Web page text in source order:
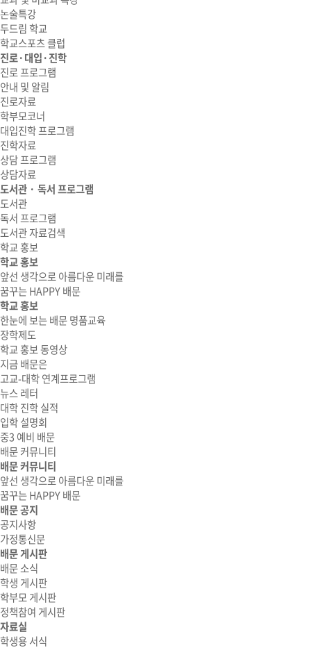
논술특강
두드림 학교
학교스포츠 클럽
진로·대입·진학
진로 프로그램
안내 및 알림
진로자료
학부모코너
대입진학 프로그램
진학자료
상담 프로그램
상담자료
도서관 · 독서 프로그램
도서관
독서 프로그램
도서관 자료검색
학교 홍보
학교 홍보
앞선 생각으로 아름다운 미래를
꿈꾸는 HAPPY 배문
학교 홍보
한눈에 보는 배문 명품교육
장학제도
학교 홍보 동영상
지금 배문은
고교-대학 연계프로그램
뉴스 레터
대학 진학 실적
입학 설명회
중3 예비 배문
배문 커뮤니티
배문 커뮤니티
앞선 생각으로 아름다운 미래를
꿈꾸는 HAPPY 배문
배문 공지
공지사항
가정통신문
배문 게시판
배문 소식
학생 게시판
학부모 게시판
정책참여 게시판
자료실
학생용 서식